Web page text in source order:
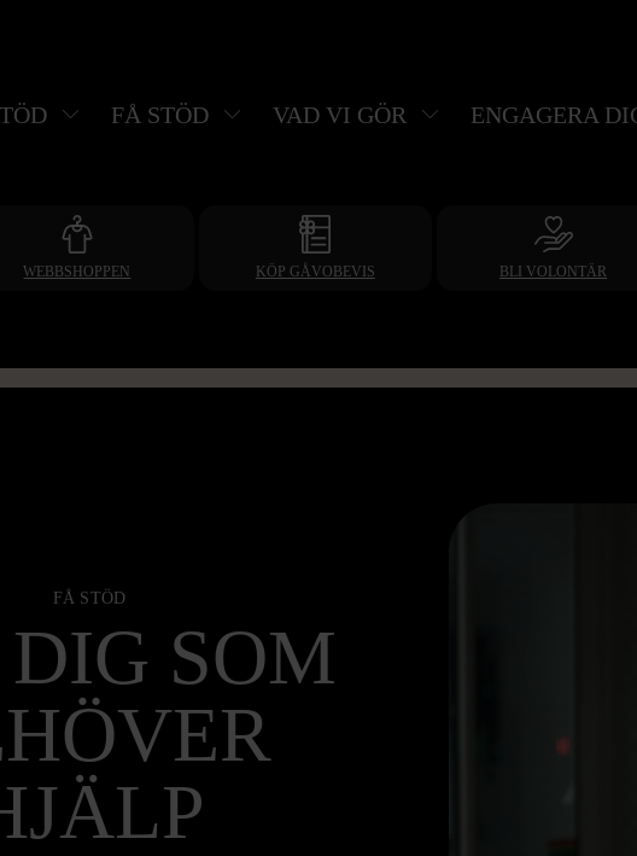
FÅ STÖD VAD VI GÖR ENGAGERA
WEBBSHOPPEN KÖP GÅVOBEVIS BLI VOLONTÄR
FÅ STÖD
SOM